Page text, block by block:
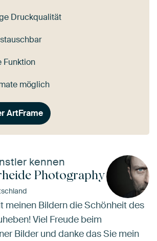
Druckqualität
Funktion
möglich
ArtFrame
kennen
Photography
meinen Bildern die Schönheit des
Viel Freude beim
Bilder und danke das Sie mein